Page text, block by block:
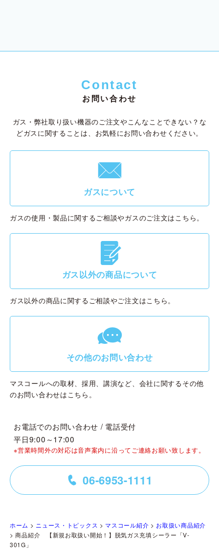
Contact
お問い合わせ
ガス・弊社取り扱い機器のご注文やこんなことできない？な
どガスに関することは、お気軽にお問い合わせください。
F
ガスについて
ガスの使用・製品に関するご相談やガスのご注文はこちら。
G
ガス以外の商品について
ガス以外の商品に関するご相談やご注文はこちら。
g
その他のお問い合わせ
マスコールへの取材、採用、講演など、会社に関するその他
のお問い合わせはこちら。
お電話でのお問い合わせ / 電話受付
平日9:00～17:00
※営業時間外の対応は音声案内に沿ってご連絡お願い致します。
= 06-6953-1111
ホーム > ニュース・トピックス > マスコール紹介 > お取扱い商品紹介
>商品紹介 【新規お取扱い開始！】脱気ガス充填シーラー「V-
301G」